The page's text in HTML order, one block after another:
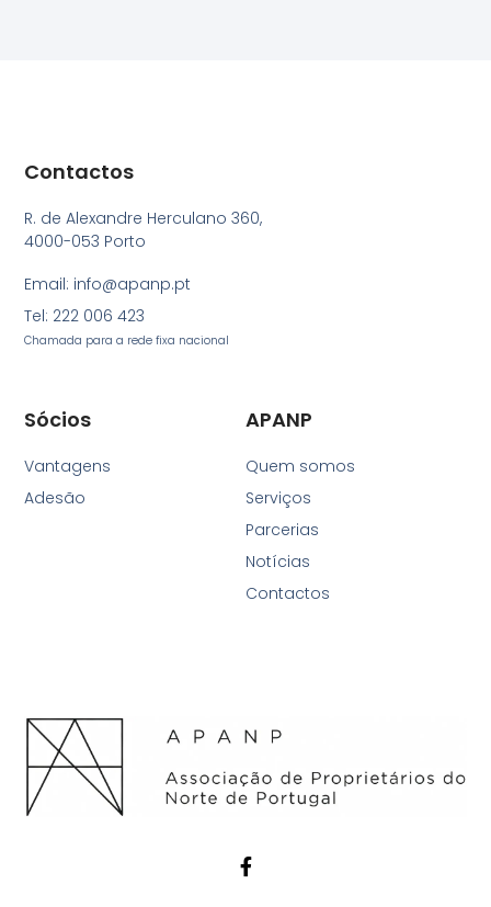
APANP
Quem somos
Serviços
Parcerias
Notícias
Contactos
Sócios
Vantagens
Adesão
Contactos
R. de Alexandre Herculano 360,
4000-053 Porto
Email: info@apanp.pt
Tel: 222 006 423
Chamada para a rede fixa nacional